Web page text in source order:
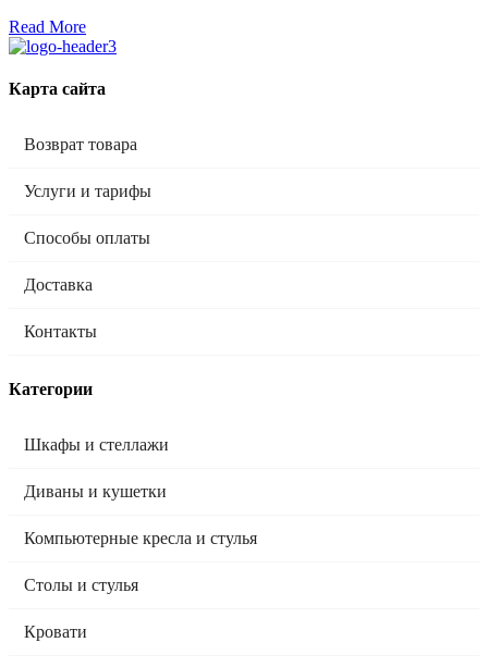
Read More
Карта сайта
Возврат товара
Услуги и тарифы
Способы оплаты
Доставка
Контакты
Категории
Шкафы и стеллажи
Диваны и кушетки
Компьютерные кресла и стулья
Столы и стулья
Кровати